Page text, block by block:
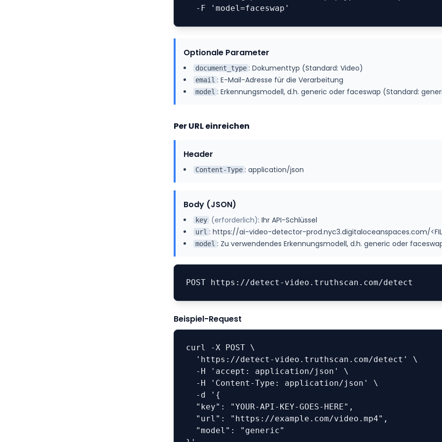
  -F 'model=faceswap'
Optionale Parameter
document_type : Dokumenttyp (Standard: Video)
email : E-Mail-Adresse für die Verarbeitung
model : Erkennungsmodell, d.h. generic oder faceswap (Standard:
Per URL einreichen
Header
Content-Type : application/json
Body (JSON)
key (erforderlich): Ihr API-Schlüssel
url : https://ai-video-detector-prod.nyc3.digitaloceanspaces.com/
model : Zu verwendendes Erkennungsmodell, d.h. generic oder
POST https://detect-video.truthscan.com/detect
Beispiel-Request
curl -X POST \